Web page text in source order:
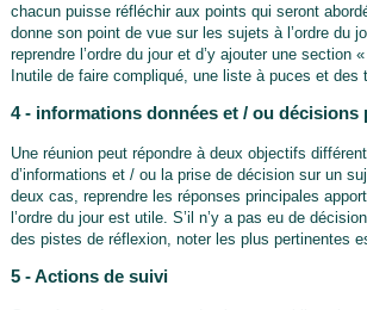
chacun puisse réfléchir aux points qui seront
donne son point de vue sur les sujets à l’ordre du
reprendre l’ordre du jour et d’y ajouter une section
Inutile de faire compliqué, une liste à puces et des
4 - informations données et / ou décisions
Une réunion peut répondre à deux objectifs
d’informations et / ou la prise de décision sur un
deux cas, reprendre les réponses principales
l’ordre du jour est utile. S’il n’y a pas eu de
des pistes de réflexion, noter les plus pertinentes
5 - Actions de suivi